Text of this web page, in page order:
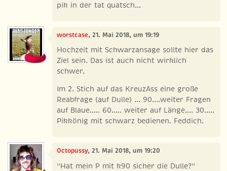
pik in der tat quatsch...
worstcase, 21. Mai 2018, um 19:19
Hochzeit mit Schwarzansage sollte hier das
Ziel sein. Das ist auch nicht wirklich
schwer.
Im 2. Stich auf das KreuzAss eine große
Reabfrage (auf Dulle) ... 90....weiter Fragen
auf Blaue..... 60..... weiter auf Länge.... 30.....
Pikkönig mit schwarz bedienen. Feddich.
Octopussy, 21. Mai 2018, um 19:20
"Hat mein P mit k90 sicher die Dulle?"